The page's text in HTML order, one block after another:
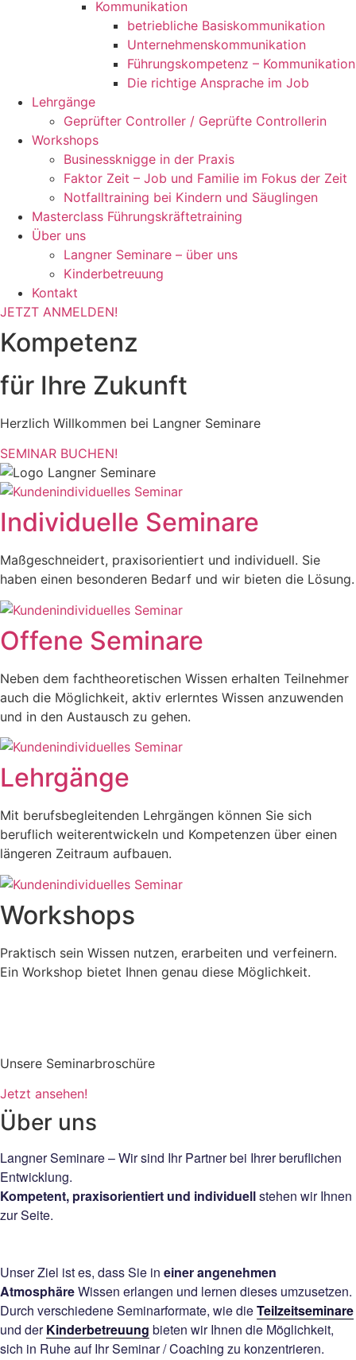
Kommunikation
betriebliche Basiskommunikation
Unternehmenskommunikation
Führungskompetenz – Kommunikation
Die richtige Ansprache im Job
Lehrgänge
Geprüfter Controller / Geprüfte Controllerin
Workshops
Businessknigge in der Praxis
Faktor Zeit – Job und Familie im Fokus der Zeit
Notfalltraining bei Kindern und Säuglingen
Masterclass Führungskräftetraining
Über uns
Langner Seminare – über uns
Kinderbetreuung
Kontakt
JETZT ANMELDEN!
Kompetenz
für Ihre Zukunft
Herzlich Willkommen bei Langner Seminare
SEMINAR BUCHEN!
Individuelle Seminare
Maßgeschneidert, praxisorientiert und individuell. Sie
haben einen besonderen Bedarf und wir bieten die Lösung.
Offene Seminare
Neben dem fachtheoretischen Wissen erhalten Teilnehmer
auch die Möglichkeit, aktiv erlerntes Wissen anzuwenden
und in den Austausch zu gehen.
Lehrgänge
Mit berufsbegleitenden Lehrgängen können Sie sich
beruflich weiterentwickeln und Kompetenzen über einen
längeren Zeitraum aufbauen.
Workshops
Praktisch sein Wissen nutzen, erarbeiten und verfeinern.
Ein Workshop bietet Ihnen genau diese Möglichkeit.
Unsere Seminarbroschüre
Jetzt ansehen!
Über uns
Langner Seminare – Wir sind Ihr Partner bei Ihrer beruflichen
Entwicklung.
Kompetent, praxisorientiert und individuellstehen wir Ihnen
zur Seite.
Unser Ziel ist es, dass Sie in einer angenehmen
AtmosphäreWissen erlangen und lernen dieses umzusetzen.
Durch verschiedene Seminarformate, wie dieTeilzeitseminare
und derKinderbetreuung bieten wir Ihnen die Möglichkeit,
sich in Ruhe auf Ihr Seminar / Coaching zu konzentrieren.